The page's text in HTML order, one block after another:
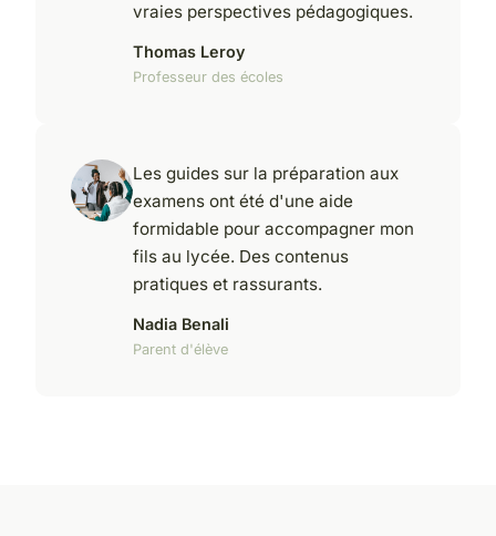
vraies perspectives pédagogiques.
Thomas Leroy
Professeur des écoles
Les guides sur la préparation aux
examens ont été d'une aide
formidable pour accompagner mon
fils au lycée. Des contenus
pratiques et rassurants.
Nadia Benali
Parent d'élève